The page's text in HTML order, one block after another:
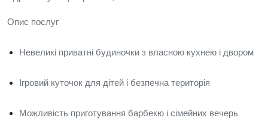
Опис послуг
Невеликі приватні будиночки з власною кухнею і двором
Ігровий куточок для дітей і безпечна територія
Можливість приготування барбекю і сімейних вечерь